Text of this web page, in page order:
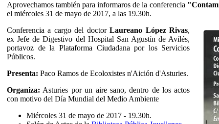
Aprovechamos también para informaros de la conferencia
el miércoles 31 de mayo de 2017, a las 19.30h.
Conferencia a cargo del doctorLaureano López Rivas,
ex Jefe de Digestivo del Hospital San Agustín de Avilés,
portavoz de la Plataforma Ciudadana por los Servicios
Públicos.
Presenta: Paco Ramos de Ecoloxistes n'Aición d'Asturies.
Organiza: Asturies por un aire sano, dentro de los actos
con motivo del Día Mundial del Medio Ambiente
Miércoles 31 de mayo de 2017 - 19.30h.